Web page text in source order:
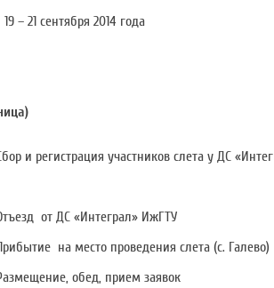
19 – 21 сентября 2014 года
и регистрация участников слета у ДС
от ДС «Интеграл» ИжГТУ
на место проведения слета (с. Галево)
обед, прием заявок